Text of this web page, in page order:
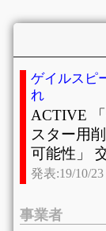
ゲイルスピ
れ
ACTIVE
スター用
可能性」
発表:19/10/
事業者